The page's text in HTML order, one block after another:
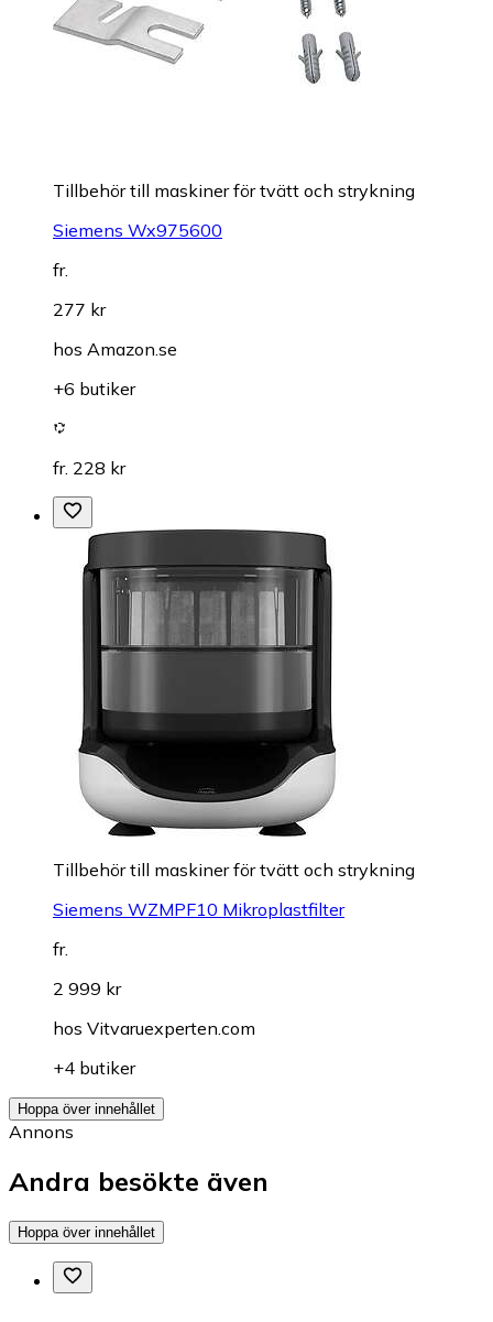
Tillbehör till maskiner för tvätt och strykning
Siemens Wx975600
fr.
277 kr
hos Amazon.se
+6 butiker
fr. 228 kr
Tillbehör till maskiner för tvätt och strykning
Siemens WZMPF10 Mikroplastfilter
fr.
2 999 kr
hos Vitvaruexperten.com
+4 butiker
Hoppa över innehållet
Annons
Andra besökte även
Hoppa över innehållet